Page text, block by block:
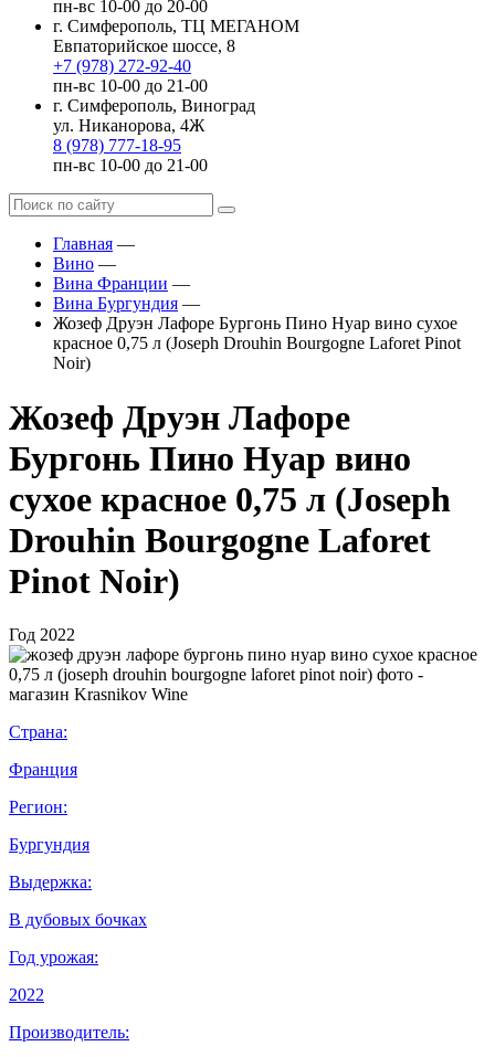
пн-вс 10-00 до 20-00
г. Симферополь, ТЦ МЕГАНОМ
Евпаторийское шоссе, 8
+7 (978) 272-92-40
пн-вс 10-00 до 21-00
г. Симферополь, Виноград
ул. Никанорова, 4Ж
8 (978) 777-18-95
пн-вс 10-00 до 21-00
Главная —
Вино —
Вина Франции —
Вина Бургундия —
Жозеф Друэн Лафоре Бургонь Пино Нуар вино сухое
красное 0,75 л (Joseph Drouhin Bourgogne Laforet Pinot
Noir)
Жозеф Друэн Лафоре
Бургонь Пино Нуар вино
сухое красное 0,75 л (Joseph
Drouhin Bourgogne Laforet
Pinot Noir)
Год 2022
Страна:
Франция
Регион:
Бургундия
Выдержка:
В дубовых бочках
Год урожая:
2022
Производитель: